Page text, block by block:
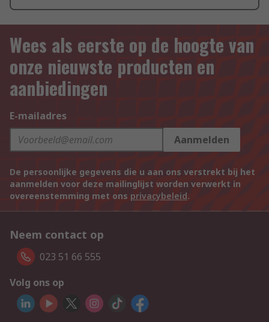
Wees als eerste op de hoogte van
onze nieuwste producten en
aanbiedingen
E-mailadres
Aanmelden
De persoonlijke gegevens die u aan ons verstrekt bij het
aanmelden voor deze mailinglijst worden verwerkt in
overeenstemming met ons privacybeleid.
Neem contact op
023 51 66 555
Volg ons op